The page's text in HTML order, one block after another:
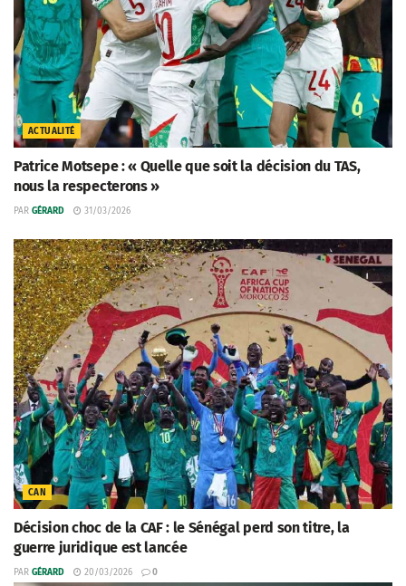
ACTUALITÉ
Patrice Motsepe : « Quelle que soit la décision du TAS,
nous la respecterons »
PAR GÉRARD 31/03/2026
CAN
Décision choc de la CAF : le Sénégal perd son titre, la
guerre juridique est lancée
PAR GÉRARD 20/03/2026 0